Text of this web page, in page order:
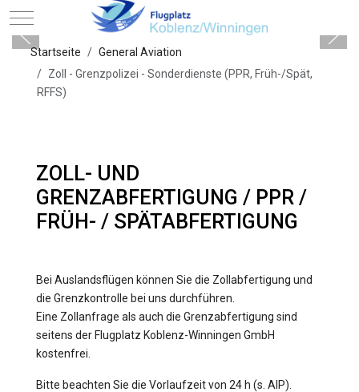
Mobile Menu Toggle
Startseite
General Aviation
Zoll - Grenzpolizei - Sonderdienste (PPR, Früh-/Spät,
RFFS)
ZOLL- UND
GRENZABFERTIGUNG / PPR /
FRÜH- / SPÄTABFERTIGUNG
Bei Auslandsflügen können Sie die Zollabfertigung und
die Grenzkontrolle bei uns durchführen.
Eine Zollanfrage als auch die Grenzabfertigung sind
seitens der Flugplatz Koblenz-Winningen GmbH
kostenfrei.
Bitte beachten Sie die Vorlaufzeit von 24 h (s. AIP).